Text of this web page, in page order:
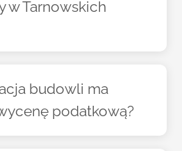
w Tarnowskich
budowli ma
podatkową?